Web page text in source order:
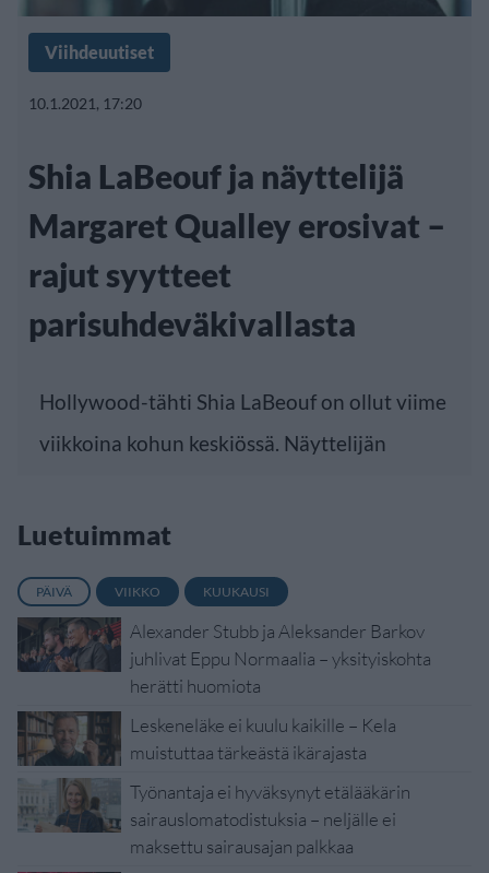
Viihdeuutiset
10.1.2021, 17:20
Shia LaBeouf ja näyttelijä
Margaret Qualley erosivat –
rajut syytteet
parisuhdeväkivallasta
Hollywood-tähti Shia LaBeouf on ollut viime
viikkoina kohun keskiössä. Näyttelijän
Luetuimmat
PÄIVÄ VIIKKO KUUKAUSI
Alexander Stubb ja Aleksander Barkov
juhlivat Eppu Normaalia – yksityiskohta
herätti huomiota
Leskeneläke ei kuulu kaikille – Kela
muistuttaa tärkeästä ikärajasta
Työnantaja ei hyväksynyt etälääkärin
sairauslomatodistuksia – neljälle ei
maksettu sairausajan palkkaa